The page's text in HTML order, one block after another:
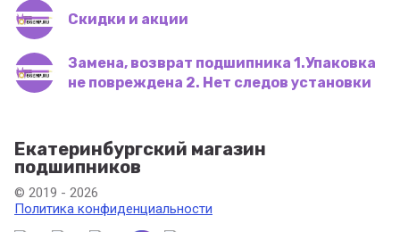
Скидки и акции
Замена, возврат подшипника 1.Упаковка
не повреждена 2. Нет следов установки
Екатеринбургский магазин
подшипников
© 2019 - 2026
Политика конфиденциальности